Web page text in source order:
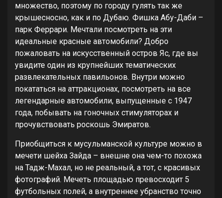
множество, поэтому по городу гулять так же
крышесносно, как и по Дубаю. Фишка Абу-Даби –
парк Феррари. Мечтали посмотреть на эти
идеальные красные автомобили? Добро
пожаловать на искусственный остров Яс, где вы
увидите один из крупнейших тематических
развлекательных павильонов. Внутри можно
покататься на аттракционах, посмотреть на все
легендарные автомобили, выпущенные с 1947
года, побывать на гоночных стимуляторах и
прочувствовать роскошь Эмиратов.
Приобщиться к мусульманской культуре можно в
мечети шейха Зайда – внешне она чем-то похожа
на Тадж-Махал, но не реальный, а тот, с красивых
фотографий. Мечеть площадью превосходит 5
футбольных полей, а внутреннее убранство точно